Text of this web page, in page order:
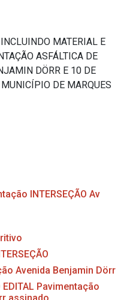
MATERIAL E
ASFÁLTICA DE
DÖRR E 10 DE
DE MARQUES
INTERSEÇÃO Av
Avenida Benjamin Dörr
EDITAL Pavimentação